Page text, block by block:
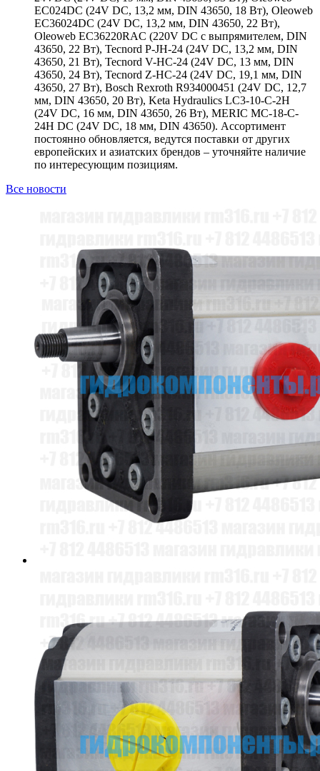
EC024DC (24V DC, 13,2 мм, DIN 43650, 18 Вт), Oleoweb
EC36024DC (24V DC, 13,2 мм, DIN 43650, 22 Вт),
Oleoweb EC36220RAC (220V DC с выпрямителем, DIN
43650, 22 Вт), Tecnord P-JH-24 (24V DC, 13,2 мм, DIN
43650, 21 Вт), Tecnord V-HC-24 (24V DC, 13 мм, DIN
43650, 24 Вт), Tecnord Z-HC-24 (24V DC, 19,1 мм, DIN
43650, 27 Вт), Bosch Rexroth R934000451 (24V DC, 12,7
мм, DIN 43650, 20 Вт), Keta Hydraulics LC3-10-C-2H
(24V DC, 16 мм, DIN 43650, 26 Вт), MERIC MC-18-C-
24H DC (24V DC, 18 мм, DIN 43650). Ассортимент
постоянно обновляется, ведутся поставки от других
европейских и азиатских брендов – уточняйте наличие
по интересующим позициям.
Все новости